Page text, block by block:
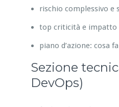
rischio complessivo e
top criticità e impatto
piano d’azione: cosa
Sezione
DevOps)